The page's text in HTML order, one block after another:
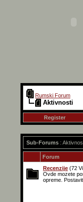
Rumski Forum
Aktivnosti
Register
Sub-Forums :
Forum
Recenzije (72
Ovde mozete
opreme.